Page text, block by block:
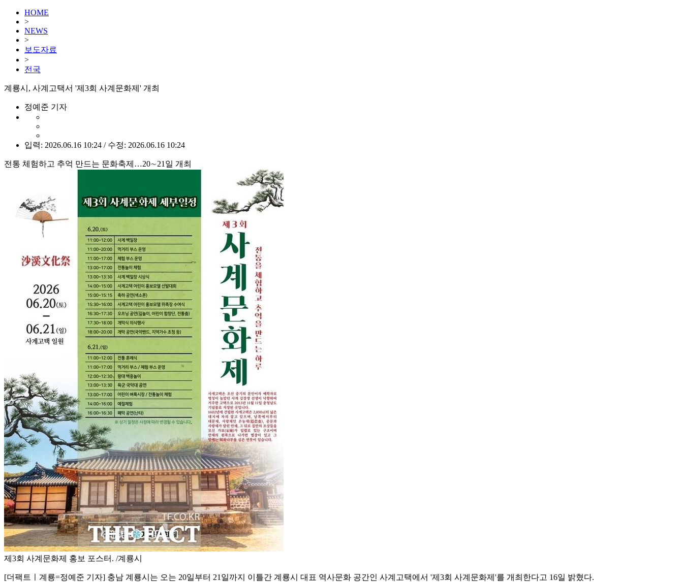
HOME
>
NEWS
>
보도자료
>
전국
계룡시, 사계고택서 '제3회 사계문화제' 개최
정예준 기자
입력: 2026.06.16 10:24 / 수정: 2026.06.16 10:24
전통 체험하고 추억 만드는 문화축제…20∼21일 개최
제3회 사계문화제 홍보 포스터. /계룡시
[더팩트ㅣ계룡=정예준 기자] 충남 계룡시는 오는 20일부터 21일까지 이틀간 계룡시 대표 역사문화 공간인 사계고택에서 '제3회 사계문화제'를 개최한다고 16일 밝혔다.